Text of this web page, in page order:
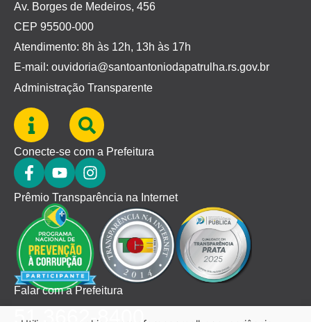
Av. Borges de Medeiros, 456
CEP 95500-000
Atendimento: 8h às 12h, 13h às 17h
E-mail: ouvidoria@santoantoniodapatrulha.rs.gov.br
Administração Transparente
Conecte-se com a Prefeitura
Prêmio Transparência na Internet
Falar com a Prefeitura
51 3662-8400